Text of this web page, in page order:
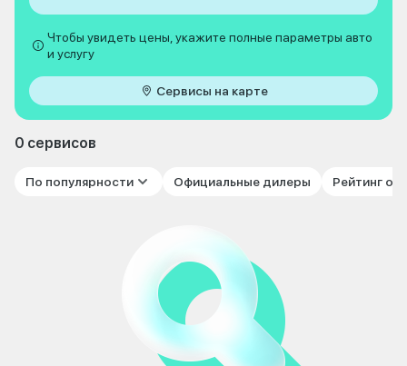
Чтобы увидеть цены, укажите полные параметры авто
и услугу
Сервисы на карте
0 сервисов
По популярности Официальные дилеры Рейтинг